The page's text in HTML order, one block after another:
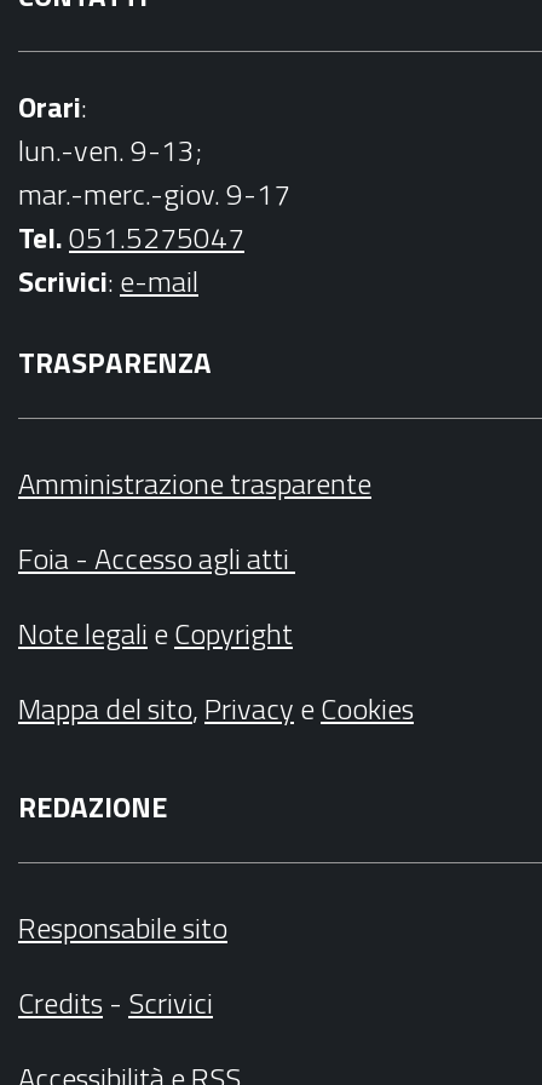
Orari:
lun.-ven. 9-13;
mar.-merc.-giov. 9-17
Tel.051.5275047
Scrivici:e-mail
TRASPARENZA
Amministrazione trasparente
Foia - Accesso agli atti
Note legalieCopyright
Mappa del sito,PrivacyeCookies
REDAZIONE
Responsabile sito
Credits- Scrivici